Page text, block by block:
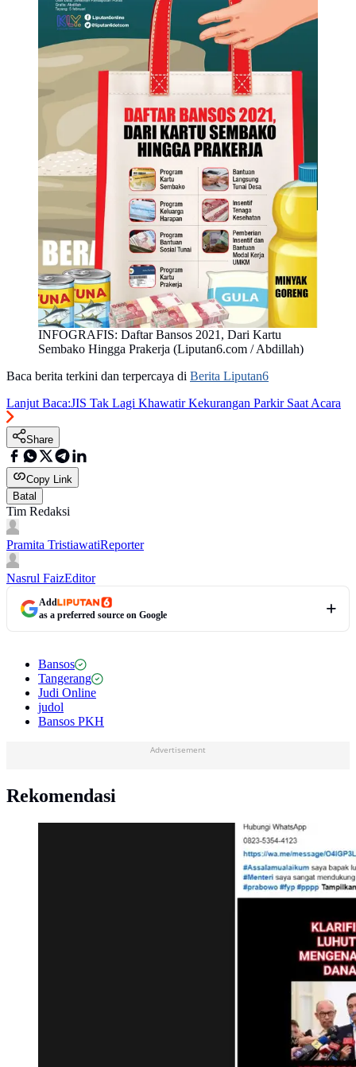
INFOGRAFIS: Daftar Bansos 2021, Dari Kartu
Sembako Hingga Prakerja (Liputan6.com / Abdillah)
Baca berita terkini dan terpercaya di Berita Liputan6
Lanjut Baca:JIS Tak Lagi Khawatir Kekurangan Parkir Saat Acara
Share
Copy Link
Batal
Tim Redaksi
Pramita TristiawatiReporter
Nasrul FaizEditor
Add
as a preferred source on Google
Bansos
Tangerang
Judi Online
judol
Bansos PKH
Advertisement
Rekomendasi